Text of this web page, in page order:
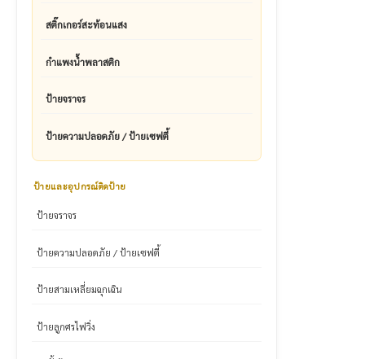
สติ๊กเกอร์สะท้อนแสง
กำแพงน้ำพลาสติก
ป้ายจราจร
ป้ายความปลอดภัย / ป้ายเซฟตี้
ป้ายและอุปกรณ์ติดป้าย
ป้ายจราจร
ป้ายความปลอดภัย / ป้ายเซฟตี้
ป้ายสามเหลี่ยมฉุกเฉิน
ป้ายลูกศรไฟวิ่ง